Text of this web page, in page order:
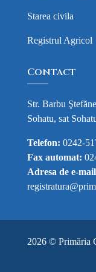
Starea civila
Registrul Agricol
Contact
Str. Barbu
Sohatu, sat
Telefon: 0242-
Fax automat:
Adresa de e-
2026 © Primăria